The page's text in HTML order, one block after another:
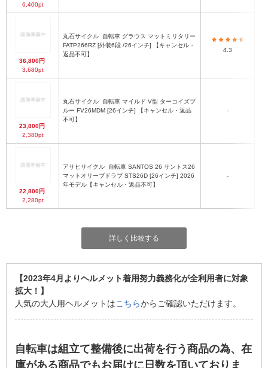
6,400pt
36,800円
3,680pt
丸石サイクル
FATP266RZ [外装6段 /26インチ] 【キャンセル・
返品不可】
4.3
23,800円
2,380pt
丸石サイクル
ルー FV26MDM [26インチ] 【キャンセル・返品
不可】
-
22,800円
2,280pt
アサヒサイクル
マットオリーブドラブ STS26D [26インチ] 2026
年モデル【キャンセル・返品不可】
-
詳しく比較する
【2023年4月よりヘルメット着用努力義務化が全利用者に対象
拡大！】
人気の大人用ヘルメットはこちらからご確認いただけます。
自転車は組立て整備後に出荷を行う商品の為、在
庫がある商品でもお届けに日数を頂いておりま